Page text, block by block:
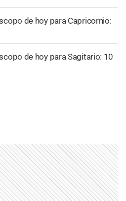
de hoy para Capricornio:
de hoy para Sagitario: 10